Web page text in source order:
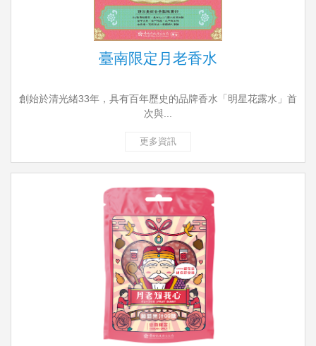
臺南限定月老香水
創始於清光緒33年，具有百年歷史的品牌香水「明星花露水」首
次與...
更多資訊